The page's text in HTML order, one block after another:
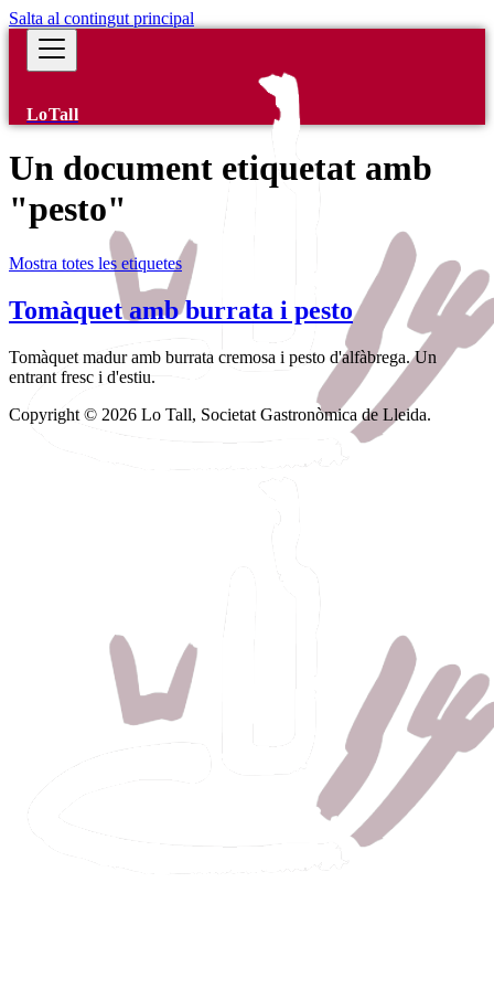
Salta al contingut principal
LoTall
Un document etiquetat amb
"pesto"
Mostra totes les etiquetes
Tomàquet amb burrata i pesto
Tomàquet madur amb burrata cremosa i pesto d'alfàbrega. Un
entrant fresc i d'estiu.
Copyright © 2026 Lo Tall, Societat Gastronòmica de Lleida.